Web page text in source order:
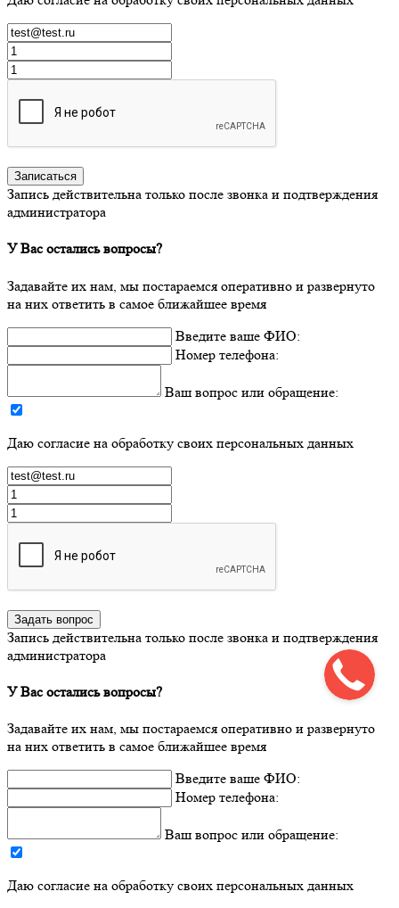
Записаться
Запись действительна только после звонка и подтверждения
администратора
У Вас остались вопросы?
Задавайте их нам, мы постараемся оперативно и развернуто
на них ответить в самое ближайшее время
Введите ваше ФИО:
Номер телефона:
Ваш вопрос или обращение:
Даю согласие на обработку своих персональных данных
Задать вопрос
Запись действительна только после звонка и подтверждения
администратора
У Вас остались вопросы?
Задавайте их нам, мы постараемся оперативно и развернуто
на них ответить в самое ближайшее время
Введите ваше ФИО:
Номер телефона:
Ваш вопрос или обращение:
Даю согласие на обработку своих персональных данных